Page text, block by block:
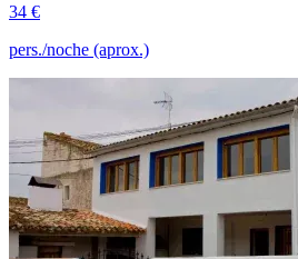
34 €
pers./noche (aprox.)